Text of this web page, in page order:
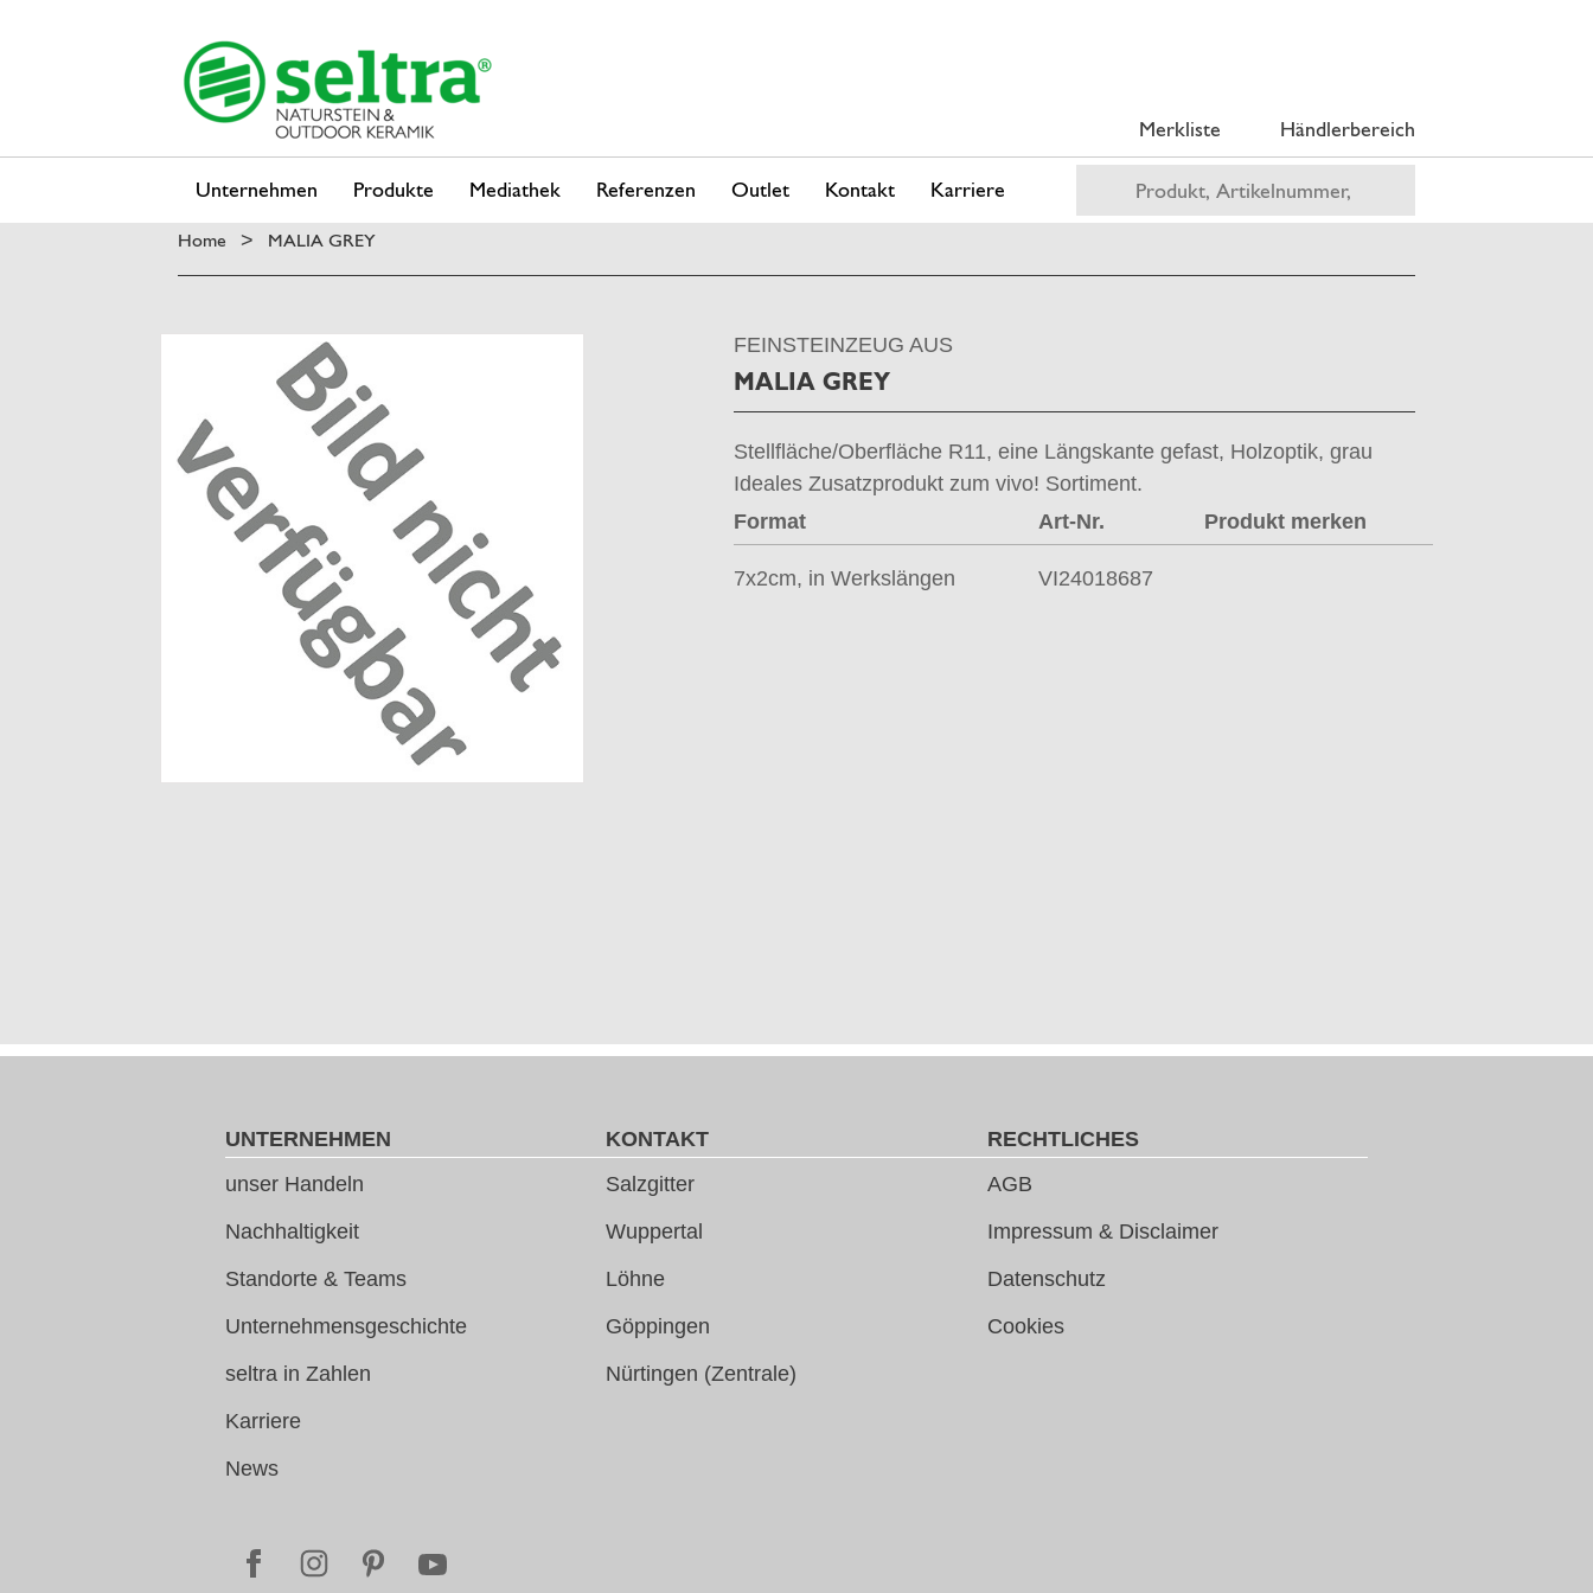
Merkliste Händlerbereich
Unternehmen Produkte Mediathek Referenzen Outlet Kontakt Karriere
Home > MALIA GREY
FEINSTEINZEUG AUS
MALIA GREY
Stellfläche/Oberfläche R11, eine Längskante gefast, Holzoptik, grau
Ideales Zusatzprodukt zum vivo! Sortiment.
Format
Art-Nr. Produkt merken
7x2cm, in Werkslängen VI24018687
UNTERNEHMEN
unser Handeln
Nachhaltigkeit
Standorte & Teams
Unternehmensgeschichte
seltra in Zahlen
Karriere
News
KONTAKT
Salzgitter
Wuppertal
Löhne
Göppingen
Nürtingen (Zentrale)
RECHTLICHES
AGB
Impressum & Disclaimer
Datenschutz
Cookies